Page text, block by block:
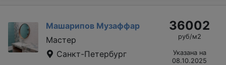
Машарипов Музаффар
Мастер
Санкт-Петербург
36002
руб/м2
Указана на
08.10.2025